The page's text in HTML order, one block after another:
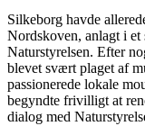
Silkeborg havde
Nordskoven, anlagt i
Naturstyrelsen. Efter
blevet svært plaget af
passionerede lokale
begyndte frivilligt at
dialog med